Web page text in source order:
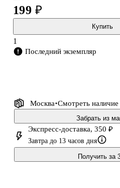
ценит удобство в повседневных
199 ₽
Купить
1
Последний экземпляр
Москва Смотреть наличие
Забрать из
Экспресс-доставка, 350 ₽
Завтра до 13 часов дня
Получить за